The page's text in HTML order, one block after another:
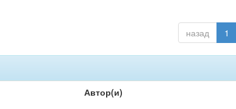
назад 1
Автор(и)